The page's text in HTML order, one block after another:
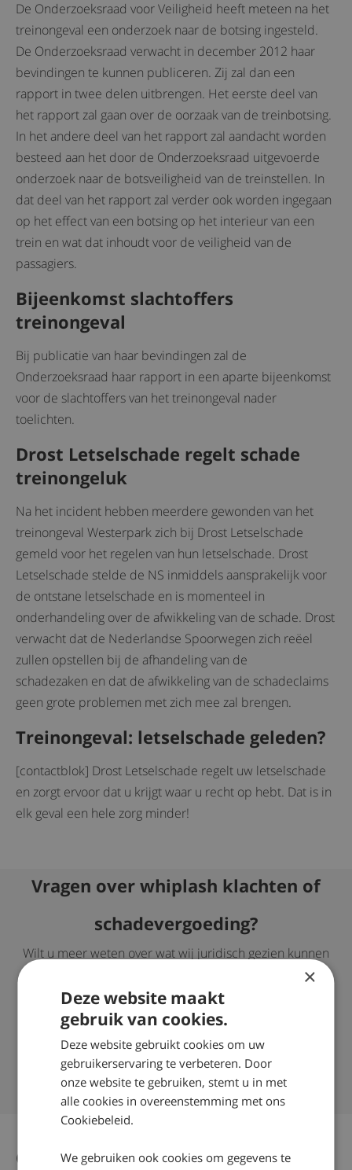
De Onderzoeksraad voor Veiligheid heeft meteen na het
treinongeval een onderzoek naar de botsing ingesteld.
De Onderzoeksraad verwacht in december 2012 haar
bevindingen te kunnen publiceren. Zij zal dan een
rapport in twee delen uitbrengen. Het eerste deel van
het rapport zal gaan over de oorzaak van de treinbotsing.
In het andere deel van het rapport zal aandacht worden
besteed aan het door de Onderzoeksraad uitgevoerde
onderzoek naar de botsveiligheid van de treinstellen. In
dat deel van het rapport zal verder ook worden ingegaan
op het effect van een botsing op het interieur van een
trein en wat dat inhoudt voor de veiligheid van de
passagiers.
Bijeenkomst slachtoffers
treinongeval
Bij publicatie van haar bevindingen zal de
Onderzoeksraad haar rapport in een aparte bijeenkomst
voor de slachtoffers van het treinongeval nader
toelichten.
Drost Letselschade regelt schade
treinongeluk
Na het incident hebben meerdere gewonden van het
treinongeval Westerpark zich bij Drost Letselschade
gemeld voor het regelen van hun letselschade. Drost
Letselschade stelde de NS inmiddels aansprakelijk voor
de ontstane letselschade en is momenteel in
onderhandeling over de afwikkeling van de schade. Drost
verwacht dat de Nederlandse Spoorwegen zich reëel
zullen opstellen bij de afhandeling van de
schadezaken en dat de afwikkeling van de schadeclaims
geen grote problemen met zich mee zal brengen.
Treinongeval: letselschade geleden?
[contactblok] Drost Letselschade regelt uw letselschade
en zorgt ervoor dat u krijgt waar u recht op hebt. Dat is in
elk geval een hele zorg minder!
Vragen over whiplash klachten of
schadevergoeding?
Wilt u meer weten over wat wij juridisch gezien kunnen
doen om bij een whiplash, letselschade voor u te
verhalen? Neem dan contact op via telefoonnummer:
0800 – 2490300
Succespercentage van 98%
Nationaal Keurmerk Letselschade
Ruim 35 jaar ervaring door heel Nederland
Gerelateerd nieuws Alle nieuws artikelen
×
Deze website maakt
gebruik van cookies.
Deze website gebruikt cookies om uw
gebruikerservaring te verbeteren. Door
onze website te gebruiken, stemt u in met
alle cookies in overeenstemming met ons
Cookiebeleid.
We gebruiken ook cookies om gegevens te